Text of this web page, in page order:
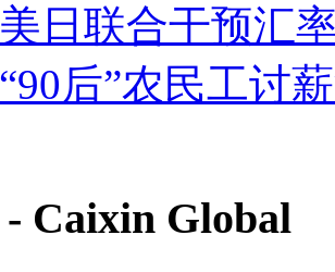
美日联合干预汇
“90后”农民工讨
Caixin Global